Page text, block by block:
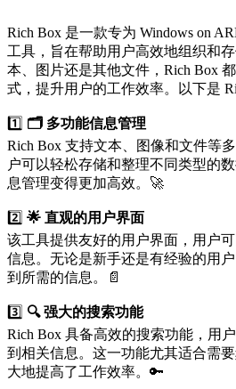
Rich Box 是一款专为 Windows on
工具，旨在帮助用户高效地组织和
本、图片还是其他文件，Rich Box
式，提升用户的工作效率。以下是
1️⃣ 🗂️ 多功能信息管理
Rich Box 支持文本、图像和文件等
户可以轻松存储和整理不同类型的
息管理变得更加高效。🚀
2️⃣ 🌟 直观的用户界面
该工具提供友好的用户界面，用户
信息。无论是新手还是有经验的用
到所需的信息。📄
3️⃣ 🔍 强大的搜索功能
Rich Box 具备高效的搜索功能，用
到相关信息。这一功能尤其适合需
大地提高了工作效率。🔑